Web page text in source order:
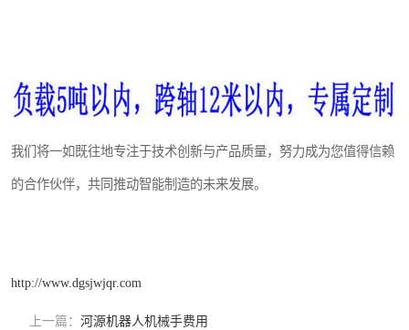
我们将一如既往地专注于技术创新与产品质量，努力成为您值得信赖
的合作伙伴，共同推动智能制造的未来发展。
http://www.dgsjwjqr.com
上一篇： 河源机器人机械手费用